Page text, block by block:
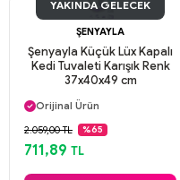
YAKINDA GELECEK
ŞENYAYLA
Şenyayla Küçük Lüx Kapalı
Kedi Tuvaleti Karışık Renk
37x40x49 cm
Aynı Gün Kargo
Orijinal Ürün
Güvenli Ödeme
Aynı Gün Kargo
2.059,00 TL %65
711,89 TL